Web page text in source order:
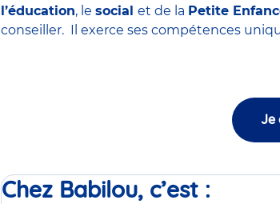
l’éducation, le social et de la Petite
conseiller. Il exerce ses compétences
Je
Chez Babilou, c’est :